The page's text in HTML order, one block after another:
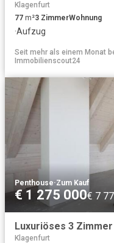
Klagenfurt
77 m²3 ZimmerWohnung
·Aufzug
Seit mehr als einem Monat
Immobilienscout24
Penthouse·Zum Kauf
€ 1 275 000€ 7
Klagenfurt